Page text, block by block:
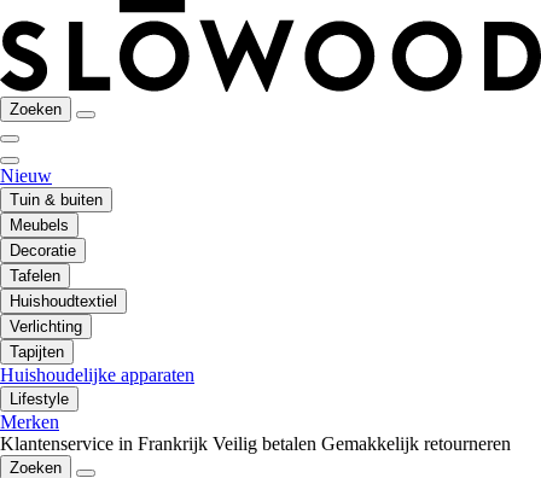
Zoeken
Nieuw
Tuin & buiten
Meubels
Decoratie
Tafelen
Huishoudtextiel
Verlichting
Tapijten
Huishoudelijke apparaten
Lifestyle
Merken
Klantenservice in Frankrijk Veilig betalen Gemakkelijk retourneren
Zoeken